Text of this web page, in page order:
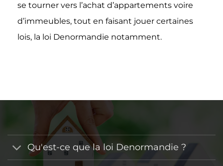
se tourner vers l’achat d’appartements voire
d’immeubles, tout en faisant jouer certaines
lois, la loi Denormandie notamment.
Qu'est-ce que la loi Denormandie ?